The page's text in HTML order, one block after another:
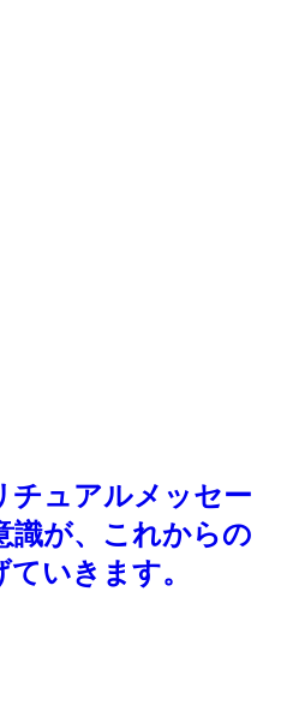
チュアルメッセー
識が、これからの
いきます。